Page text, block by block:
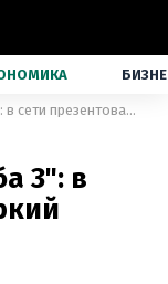
"Сумасшедшая свадьба 3": в сети презентовали яркий постер комедии
3": в